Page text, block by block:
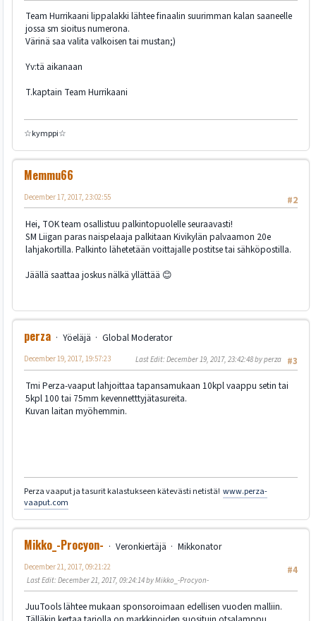
Team Hurrikaani lippalakki lähtee finaalin suurimman kalan saaneelle
jossa sm sioitus numerona.
Värinä saa valita valkoisen tai mustan;)
Yv:tä aikanaan
T.kaptain Team Hurrikaani
☆kymppi☆
Memmu66
#2
December 17, 2017, 23:02:55
Hei, TOK team osallistuu palkintopuolelle seuraavasti!
SM Liigan paras naispelaaja palkitaan Kivikylän palvaamon 20e
lahjakortilla. Palkinto lähetetään voittajalle postitse tai sähköpostilla.
Jäällä saattaa joskus nälkä yllättää 😊
perza Yöeläjä
Global Moderator
#3
December 19, 2017, 19:57:23 Last Edit: December 19, 2017, 23:42:48 by perza
Tmi Perza-vaaput lahjoittaa tapansamukaan 10kpl vaappu setin tai
5kpl 100 tai 75mm kevennetttyjätasureita.
Kuvan laitan myöhemmin.
Perza vaaput ja tasurit kalastukseen kätevästi netistä! www.perza-
vaaput.com
Mikko_-Procyon- Veronkiertäjä
Mikkonator
#4
December 21, 2017, 09:21:22
Last Edit: December 21, 2017, 09:24:14 by Mikko_-Procyon-
JuuTools lähtee mukaan sponsoroimaan edellisen vuoden malliin.